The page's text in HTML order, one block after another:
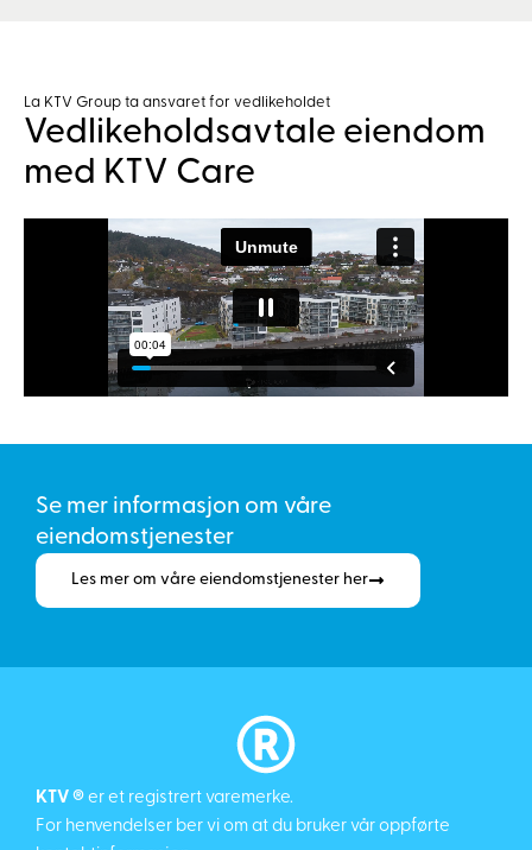
La KTV Group ta ansvaret for vedlikeholdet
Vedlikeholdsavtale eiendom
med KTV Care
Se mer informasjon om våre
eiendomstjenester
Les mer om våre eiendomstjenester her
KTV ® er et registrert varemerke.
For henvendelser ber vi om at du bruker vår oppførte